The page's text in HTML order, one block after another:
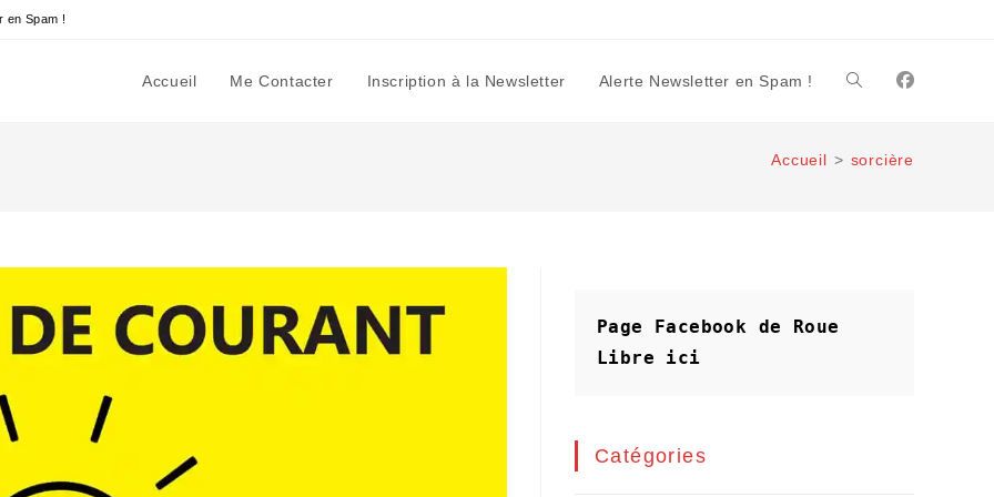
en Spam !
Accueil Me Contacter Inscription à la Newsletter Alerte Newsletter en Spam ! Toggle
website
Accueil > sorcière
Page Facebook de Roue
Libre
ici
Catégories